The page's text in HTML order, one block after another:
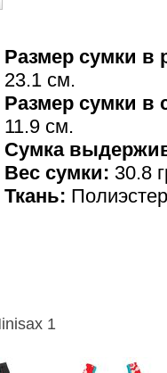
Размер сумки в
23.1 см.
Размер сумки
11.9 см.
Cумка
Вес сумки: 30.8
Ткань: Полиэстер
1